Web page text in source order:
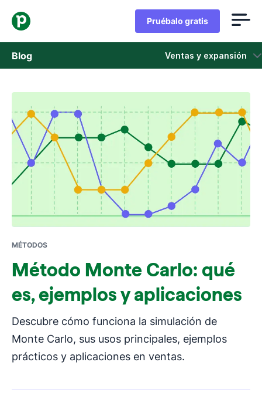
Pruébalo gratis
Blog Ventas y expansión
Ventas
Marketing
Actualizaciones de Producto
Casos de estudio
Se abre en una nueva ventana
MÉTODOS
Método Monte Carlo: qué
es, ejemplos y aplicaciones
Descubre cómo funciona la simulación de
Monte Carlo, sus usos principales, ejemplos
prácticos y aplicaciones en ventas.